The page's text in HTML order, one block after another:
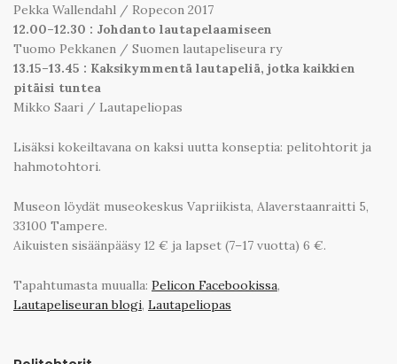
Pekka Wallendahl / Ropecon 2017
12.00–12.30 : Johdanto lautapelaamiseen
Tuomo Pekkanen / Suomen lautapeliseura ry
13.15–13.45 : Kaksikymmentä lautapeliä, jotka kaikkien
pitäisi tuntea
Mikko Saari / Lautapeliopas
Lisäksi kokeiltavana on kaksi uutta konseptia: pelitohtorit ja
hahmotohtori.
Museon löydät museokeskus Vapriikista, Alaverstaanraitti 5,
33100 Tampere.
Aikuisten sisäänpääsy 12 € ja lapset (7–17 vuotta) 6 €.
Tapahtumasta muualla: Pelicon Facebookissa,
Lautapeliseuran blogi, Lautapeliopas